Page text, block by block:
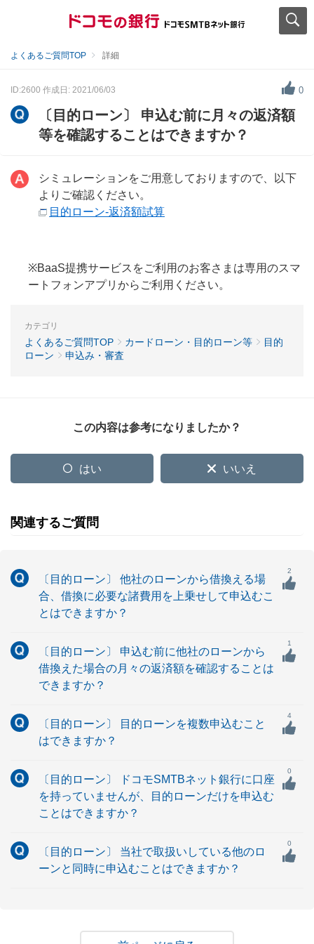
よくあるご質問TOP 詳細
ID:2600 作成日: 2021/06/03 0
〔目的ローン〕 申込む前に月々の返済額
等を確認することはできますか？
シミュレーションをご用意しておりますので、以下
よりご確認ください。
目的ローン-返済額試算
※BaaS提携サービスをご利用のお客さまは専用のスマ
ートフォンアプリからご利用ください。
カテゴリ
よくあるご質問TOP カードローン・目的ローン等
目的
ローン
申込み・審査
この内容は参考になりましたか？
はい いいえ
関連するご質問
〔目的ローン〕 他社のローンから借換える場
合、借換に必要な諸費用を上乗せして申込むこ
とはできますか？
2
〔目的ローン〕 申込む前に他社のローンから
借換えた場合の月々の返済額を確認することは
できますか？
1
〔目的ローン〕 目的ローンを複数申込むこと
はできますか？
4
〔目的ローン〕 ドコモSMTBネット銀行に口座
を持っていませんが、目的ローンだけを申込む
ことはできますか？
0
〔目的ローン〕 当社で取扱いしている他のロ
ーンと同時に申込むことはできますか？
0